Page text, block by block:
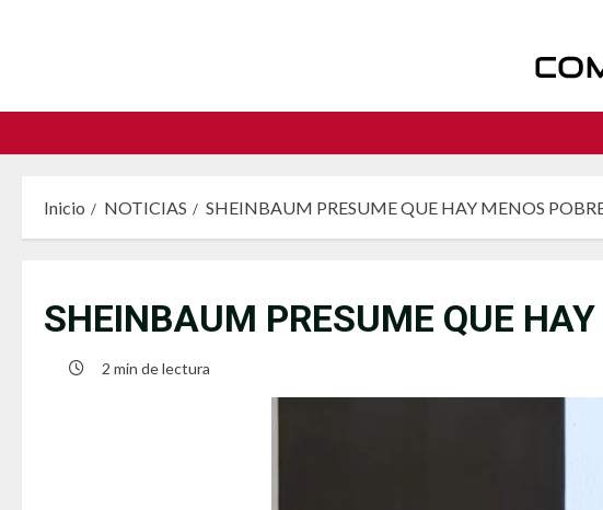
Inicio NOTICIAS SHEINBAUM PRESUME QUE HAY MENOS
SHEINBAUM PRESUME QUE
2 min de lectura